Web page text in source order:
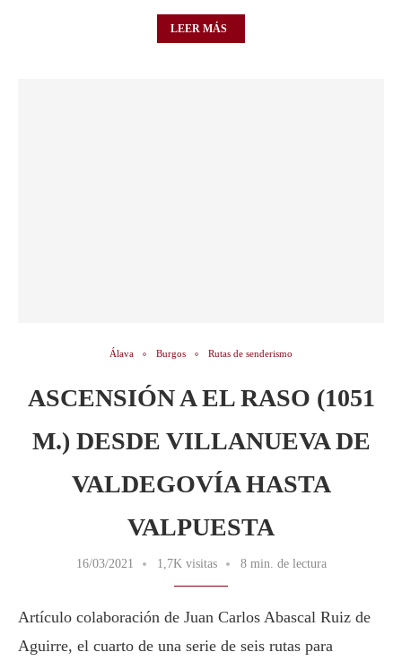
LEER MÁS
Álava Burgos Rutas de senderismo
ASCENSIÓN A EL RASO (1051
M.) DESDE VILLANUEVA DE
VALDEGOVÍA HASTA
VALPUESTA
16/03/2021 1,7K visitas 8 min. de lectura
Artículo colaboración de Juan Carlos Abascal Ruiz de
Aguirre, el cuarto de una serie de seis rutas para